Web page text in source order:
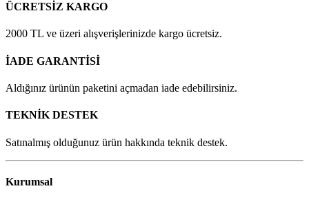
ÜCRETSİZ KARGO
2000 TL ve üzeri alışverişlerinizde kargo ücretsiz.
İADE GARANTİSİ
Aldığınız ürünün paketini açmadan iade edebilirsiniz.
TEKNİK DESTEK
Satınalmış olduğunuz ürün hakkında teknik destek.
Kurumsal